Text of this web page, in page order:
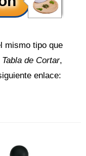
mismo tipo que
de Cortar,
enlace: